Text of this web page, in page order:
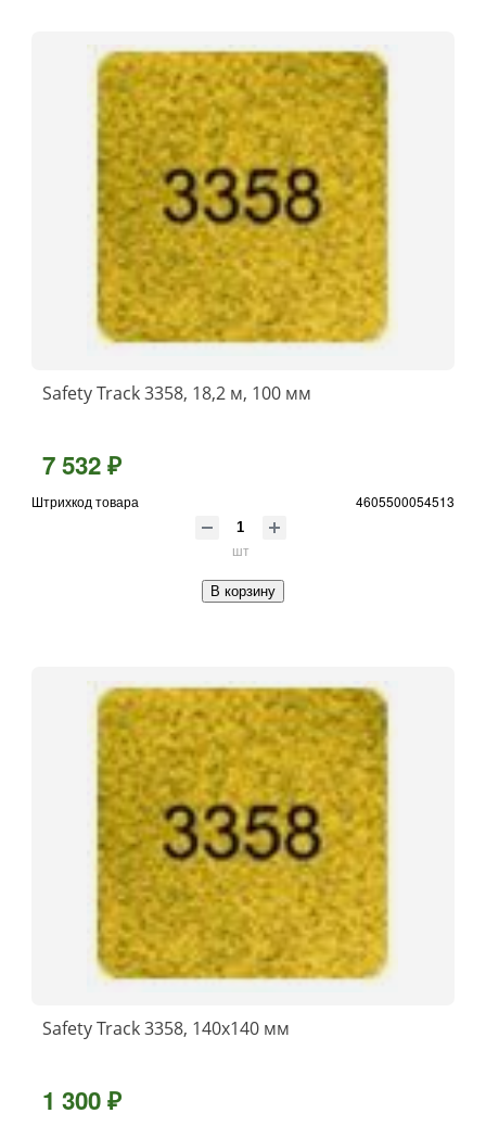
Safety Track 3358, 18,2 м, 100 мм
7 532 ₽
Штрихкод товара 4605500054513
шт
В корзину
Safety Track 3358, 140x140 мм
1 300 ₽